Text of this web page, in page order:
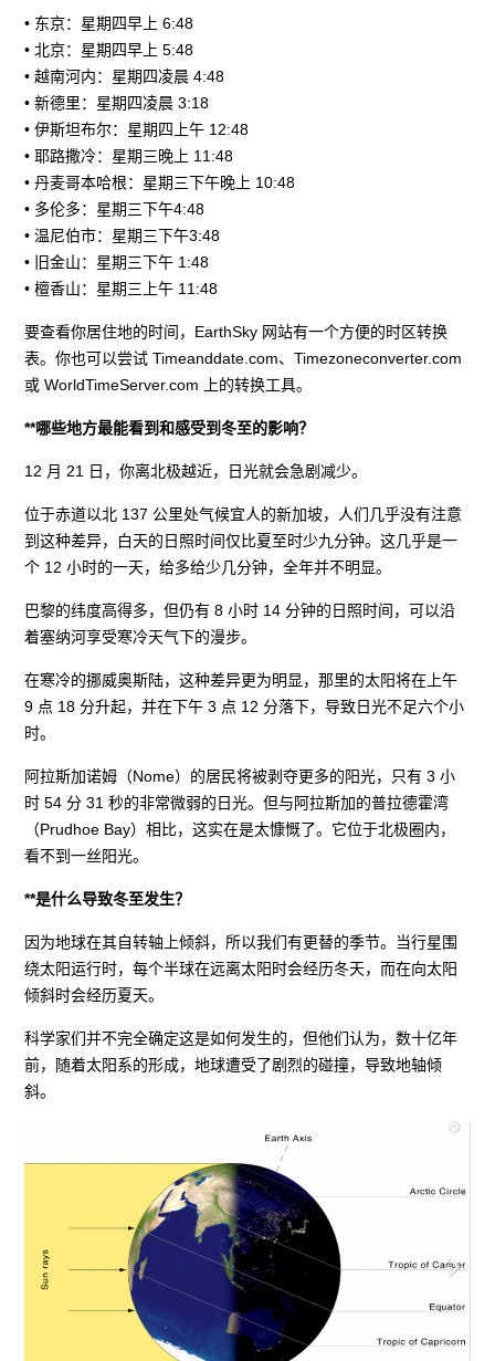
• 东京：星期四早上 6:48
• 北京：星期四早上 5:48
• 越南河内：星期四凌晨 4:48
• 新德里：星期四凌晨 3:18
• 伊斯坦布尔：星期四上午 12:48
• 耶路撒冷：星期三晚上 11:48
• 丹麦哥本哈根：星期三下午晚上 10:48
• 多伦多：星期三下午4:48
• 温尼伯市：星期三下午3:48
• 旧金山：星期三下午 1:48
• 檀香山：星期三上午 11:48
要查看你居住地的时间，EarthSky 网站有一个方便的时区转换
表。你也可以尝试 Timeanddate.com、Timezoneconverter.com
或 WorldTimeServer.com 上的转换工具。
**哪些地方最能看到和感受到冬至的影响？
12 月 21 日，你离北极越近，日光就会急剧减少。
位于赤道以北 137 公里处气候宜人的新加坡，人们几乎没有注意
到这种差异，白天的日照时间仅比夏至时少九分钟。这几乎是一
个 12 小时的一天，给多给少几分钟，全年并不明显。
巴黎的纬度高得多，但仍有 8 小时 14 分钟的日照时间，可以沿
着塞纳河享受寒冷天气下的漫步。
在寒冷的挪威奥斯陆，这种差异更为明显，那里的太阳将在上午
9 点 18 分升起，并在下午 3 点 12 分落下，导致日光不足六个小
时。
阿拉斯加诺姆（Nome）的居民将被剥夺更多的阳光，只有 3 小
时 54 分 31 秒的非常微弱的日光。但与阿拉斯加的普拉德霍湾
（Prudhoe Bay）相比，这实在是太慷慨了。它位于北极圈内，
看不到一丝阳光。
**是什么导致冬至发生？
因为地球在其自转轴上倾斜，所以我们有更替的季节。当行星围
绕太阳运行时，每个半球在远离太阳时会经历冬天，而在向太阳
倾斜时会经历夏天。
科学家们并不完全确定这是如何发生的，但他们认为，数十亿年
前，随着太阳系的形成，地球遭受了剧烈的碰撞，导致地轴倾
斜。